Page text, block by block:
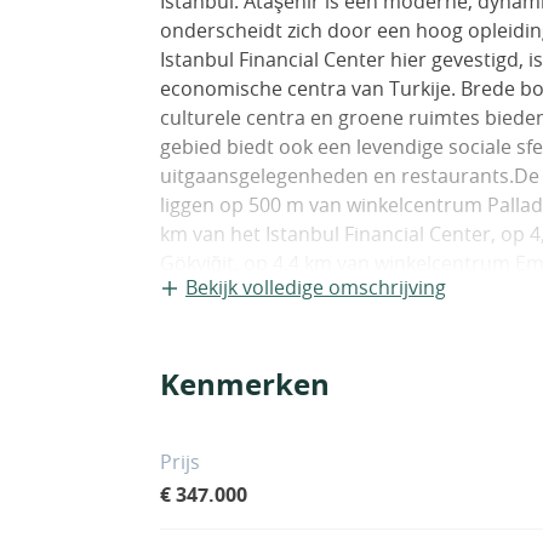
onderscheidt zich door een hoog
Istanbul Financial Center hier gevestigd,
economische centra van Turkije. Brede
culturele centra en groene ruimtes
gebied biedt ook een levendige sociale
uitgaansgelegenheden en
liggen op 500 m van winkelcentrum
km van het Istanbul Financial Center, op
van de Euraziëtunnel, op 16 km van de
woningen. Het project omvat een lift, een
badkamer, inbouwapparatuur,
douchecabine, een warmtemeter, een
Bekijk volledige omschrijving
Kenmerken
Prijs
€ 347.000